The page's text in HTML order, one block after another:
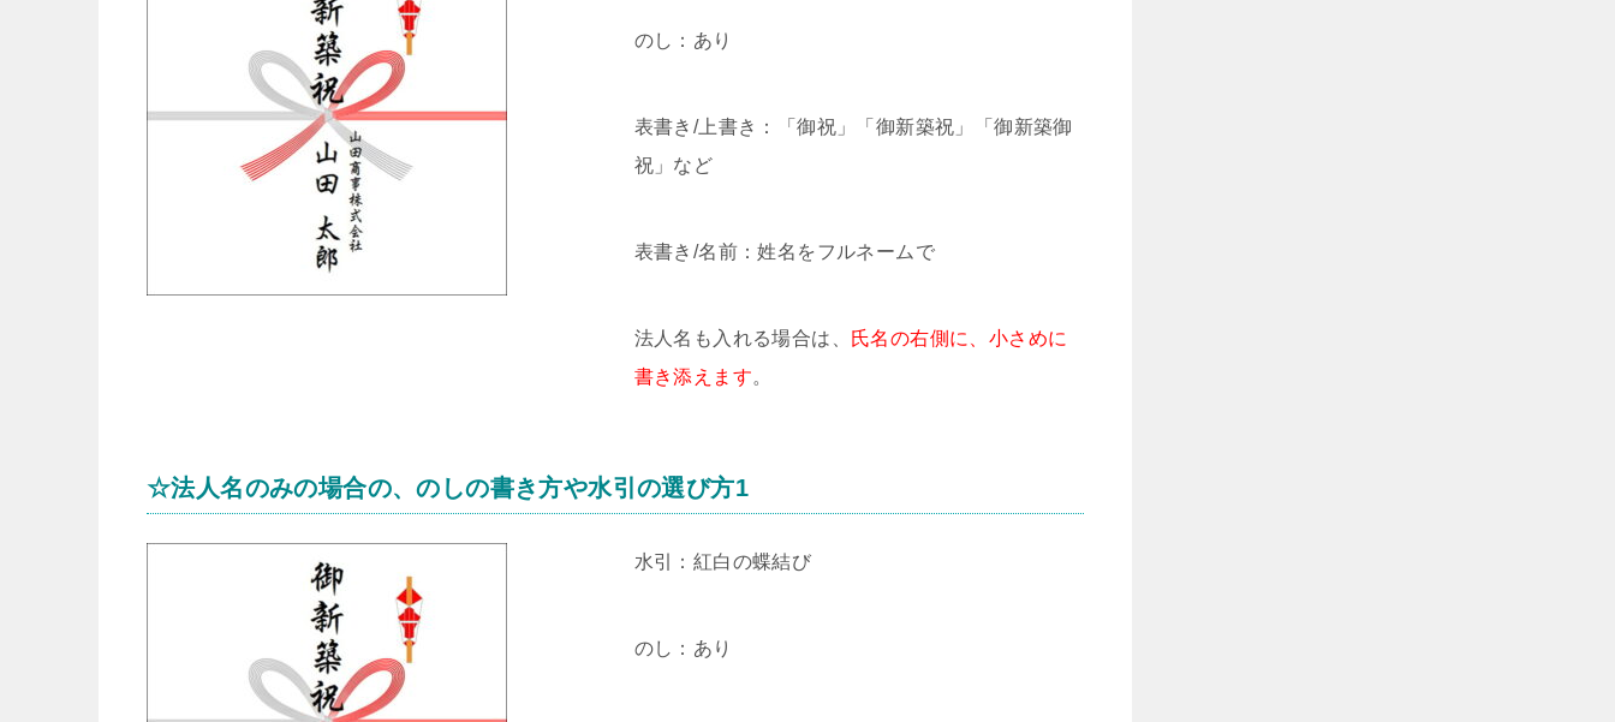
のし：あり
表書き/上書き：「御祝」「御新築祝」「御新築御
祝」など
表書き/名前：姓名をフルネームで
法人名も入れる場合は、 氏名の右側に、小さめに
書き添えます。
☆法人名のみの場合の、のしの書き方や水引の選び方1
水引：紅白の蝶結び
のし：あり